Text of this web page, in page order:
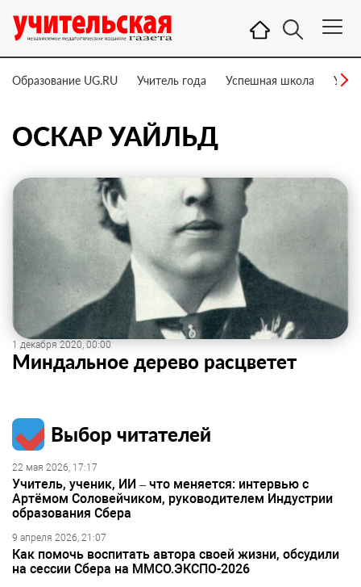
Образование UG.RU Учитель года Успешная школа
ОСКАР УАЙЛЬД
1 декабря 2020, 00:00
Миндальное дерево расцветет
Выбор читателей
22 мая 2026, 17:17
Учитель, ученик, ИИ – что меняется: интервью с
Артёмом Соловейчиком, руководителем Индустрии
образования Сбера
9 апреля 2026, 21:07
Как помочь воспитать автора своей жизни, обсудили
на сессии Сбера на ММСО.ЭКСПО-2026